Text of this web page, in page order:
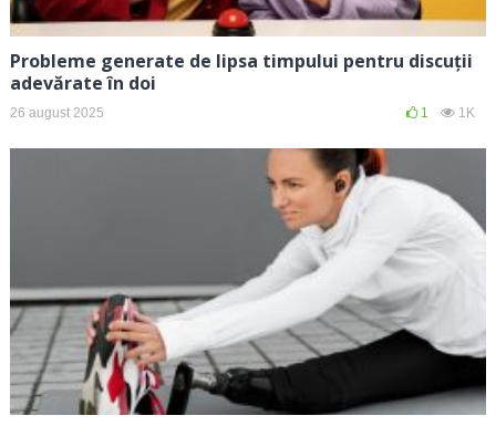
Probleme generate de lipsa timpului pentru discuții
adevărate în doi
26 august 2025 1 1K